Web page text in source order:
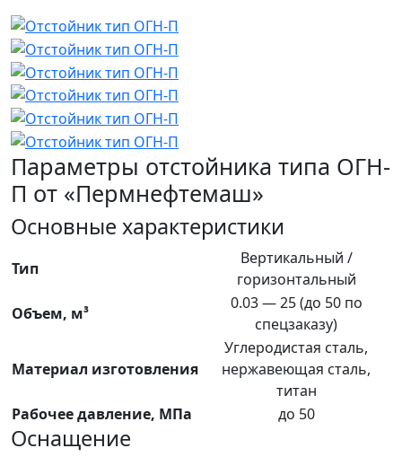
Параметры отстойника типа ОГН-
П от «Пермнефтемаш»
Основные характеристики
Тип
Вертикальный /
горизонтальный
Объем, м³
0.03 — 25 (до 50 по
спецзаказу)
Материал изготовления
Углеродистая сталь,
нержавеющая сталь,
титан
Рабочее давление, МПа
до 50
Оснащение